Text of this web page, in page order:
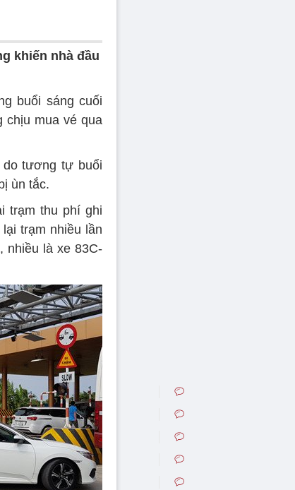
khiến nhà đầu
buổi sáng cuối
chịu mua vé qua
tương tự buổi
ùn tắc.
trạm thu phí ghi
trạm nhiều lần
nhiều là xe 83C-